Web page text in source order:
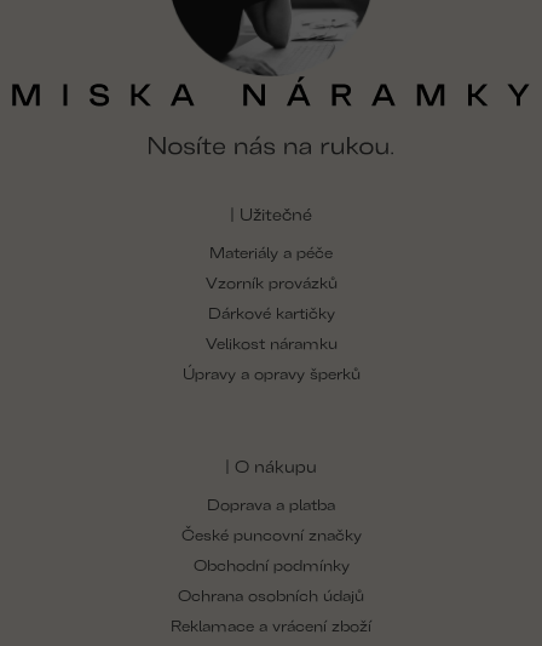
| Užitečné
Materiály a péče
Vzorník provázků
Dárkové kartičky
Velikost náramku
Úpravy a opravy šperků
| O nákupu
Doprava a platba
České puncovní značky
Obchodní podmínky
Ochrana osobních údajů
Reklamace a vrácení zboží